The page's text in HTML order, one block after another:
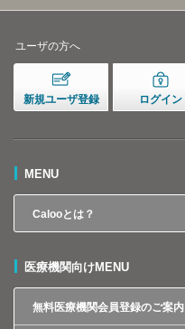
ユーザの方へ
新規ユーザ登録 ログイン
MENU
Calooとは？
医療機関向けMENU
無料医療機関会員登録のご案内